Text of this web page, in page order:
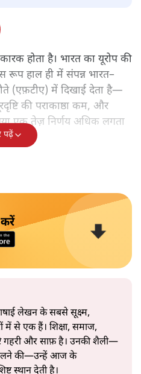
होता है। भारत का यूरोप की
हाल ही में संपन्न भारत–
(एफ़टीए) में दिखाई देता है—
की पराकाष्ठा कम, और
एक तेज़ निर्णय अधिक लगता
पढ़ें
लेखन के सबसे सूक्ष्म,
में से एक हैं। शिक्षा, समाज,
गहरी और साफ़ है। उनकी शैली—
की—उन्हें आज के